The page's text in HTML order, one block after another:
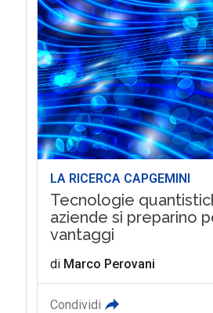
LA RICERCA CAPGEMINI
Tecnologie
aziende si preparino
vantaggi
di Marco Perovani
Condividi